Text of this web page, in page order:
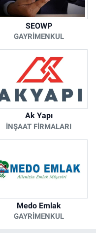
SEOWP
GAYRIMENKUL
Ak Yapı
İNŞAAT FIRMALARI
Medo Emlak
GAYRIMENKUL